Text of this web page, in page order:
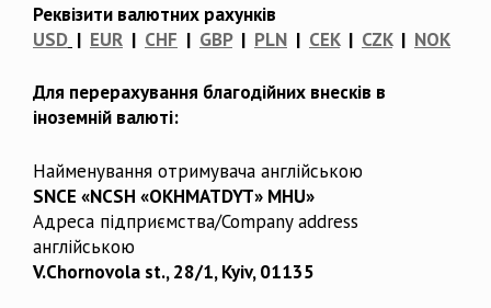
Реквізити валютних рахунків
USD | EUR | CHF | GBP| PLN | CEK| CZK| NOK
Для перерахування благодійних внесків в
іноземній валюті:
Найменування отримувача англійською
SNCE «NCSH «OKHMATDYT» MHU»
Адреса підприємства/Company address
англійською
V.Chornovola st., 28/1, Kyiv, 01135